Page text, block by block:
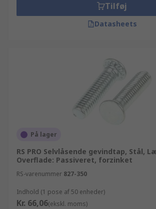
Tilføj
Datasheets
På lager
RS PRO Selvlåsende gevindtap, Stål,
Overflade: Passiveret, forzinket
RS-varenummer 827-350
Indhold (1 pose af 50 enheder)
Kr. 66,06(ekskl. moms)